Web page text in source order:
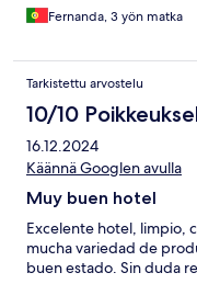
Fernanda, 3 yön matka
Tarkistettu arvostelu
10/10
16.12.2024
Käännä Googlen avulla
Muy buen hotel
Excelente hotel, limpio,
mucha variedad de
buen estado. Sin duda